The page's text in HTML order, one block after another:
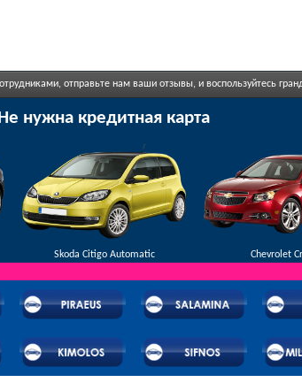
отправьте нам ваши отзывы, и воспользуйтесь
нужна кредитная карта
Skoda Citigo Automatic Chevrolet